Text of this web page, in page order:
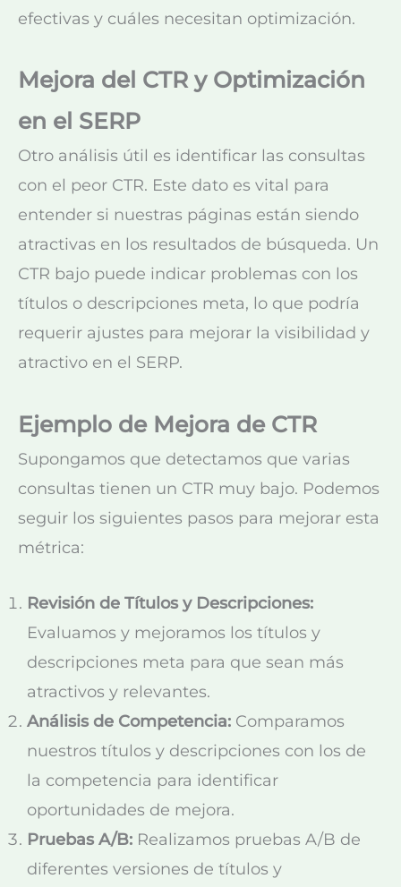
efectivas y cuáles necesitan optimización.
Mejora del CTR y Optimización
en el SERP
Otro análisis útil es identificar las consultas
con el peor CTR. Este dato es vital para
entender si nuestras páginas están siendo
atractivas en los resultados de búsqueda. Un
CTR bajo puede indicar problemas con los
títulos o descripciones meta, lo que podría
requerir ajustes para mejorar la visibilidad y
atractivo en el SERP.
Ejemplo de Mejora de CTR
Supongamos que detectamos que varias
consultas tienen un CTR muy bajo. Podemos
seguir los siguientes pasos para mejorar esta
métrica:
Revisión de Títulos y Descripciones:
Evaluamos y mejoramos los títulos y
descripciones meta para que sean más
atractivos y relevantes.
Análisis de Competencia: Comparamos
nuestros títulos y descripciones con los de
la competencia para identificar
oportunidades de mejora.
Pruebas A/B: Realizamos pruebas A/B de
diferentes versiones de títulos y